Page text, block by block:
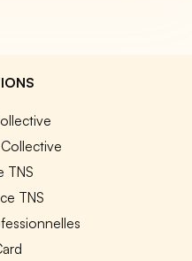
TNS
TNS